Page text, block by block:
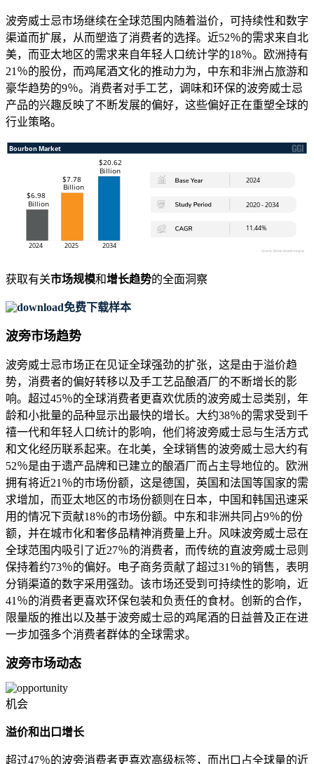
波旁威士忌市场继续在全球范围内随着溢价，可持续性和数字
渠道而扩展，从而塑造了消费者的选择。近52％的需求来自北
美，而亚太地区的需求来自年轻人口统计学的18％。欧洲持有
21％的股份，而鸡尾酒文化的推动力为，中东和非洲占旅游和
豪华趋势的9％。消费者对手工艺，调味和环保的波旁威士忌
产品的兴趣反映了不断发展的偏好，这些偏好正在重塑全球的
行业策略。
获取有关市场规模和增长趋势的全面洞察
免费下载样本
波旁市场趋势
波旁威士忌市场正在见证全球强劲的扩张，这是由于溢价趋
势，消费者的偏好转移以及手工艺品酿酒厂的不断增长的影
响。超过45％的全球消费者更喜欢优质的波旁威士忌类别，年
龄和小批量的品种显示出最快的增长。大约38％的需求受到千
禧一代和年轻人口统计的影响，他们将波旁威士忌与生活方式
和文化经历联系起来。在北美，全球销售的波旁威士忌大约有
52％是由于遗产品牌和已建立的酿酒厂而占主导地位的。欧洲
拥有将近21％的市场份额，这是德国，英国和法国等国家的需
求增加，而亚太地区的市场份额则在日本，中国和韩国迅速采
用的情况下贡献18％的市场份额。中东和非洲共同占9％的份
额，并在城市化和奢侈品精神消费量上升。风味波旁威士忌在
全球范围内吸引了近27％的消费者，而传统的直波旁威士忌则
保持着约73％的偏好。电子商务贡献了超过31％的销售，表明
分销渠道的数字采用强劲。该市场还受到可持续性的影响，近
41％的消费者更喜欢环保包装和负责任的食材。创新的合作，
限量版的推出以及基于波旁威士忌的鸡尾酒的日益普及正在进
一步加强多个消费者群体的全球需求。
波旁市场动态
机会
溢价和出口增长
超过47％的波旁消费者更喜欢高级标签，而出口占全球量的近